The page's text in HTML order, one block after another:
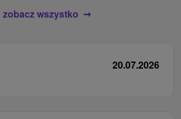
zobacz wszystko
20.07.2026